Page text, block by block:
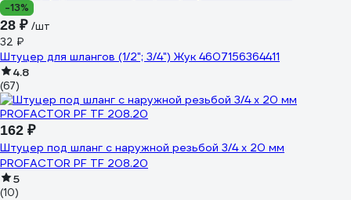
-13%
28 ₽ /шт
32 ₽
Штуцер для шлангов (1/2"; 3/4") Жук 4607156364411
4.8
(67)
162 ₽
Штуцер под шланг с наружной резьбой 3/4 х 20 мм
PROFACTOR PF TF 208.20
5
(10)